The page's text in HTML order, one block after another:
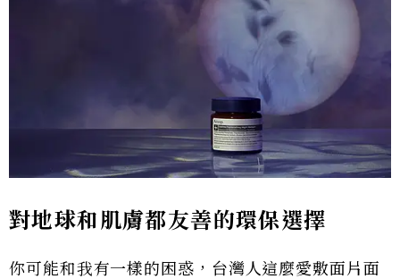
對地球和肌膚都友善的環保選擇
你可能和我有一樣的困惑，台灣人這麼愛敷面片面